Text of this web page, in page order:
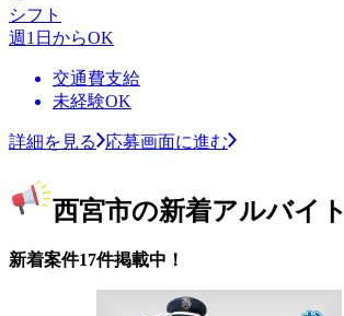
シフト
週1日からOK
交通費支給
未経験OK
詳細を見る 応募画面に進む
西宮市の新着アルバイト
新着案件17件掲載中！